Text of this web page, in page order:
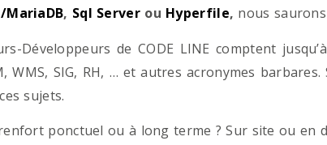
MariaDB, Sql Serverou Hyperfile, nous
Développeurs de CODE LINE comptent
WMS, SIG, RH, … et autres acronymes
sujets.
ponctuel ou à long terme ? Sur site ou en